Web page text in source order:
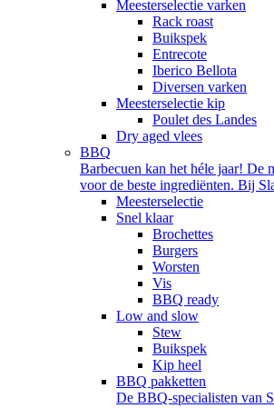
Meesterselectie varken
Rack roast
Buikspek
Entrecote
Iberico Bellota
Diversen varken
Meesterselectie kip
Poulet des Landes
Dry aged vlees
BBQ
Barbecuen kan het héle jaar! De
voor de beste ingrediënten. Bij
Meesterselectie
Snel klaar
Brochettes
Burgers
Worsten
Vis
BBQ ready
Low and slow
Stew
Buikspek
Kip heel
BBQ pakketten
De BBQ-specialisten van